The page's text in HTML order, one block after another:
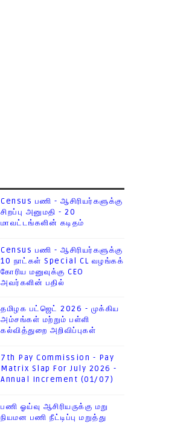
Census பணி - ஆசிரியர்களுக்கு
சிறப்பு அனுமதி - 20
மாவட்டங்களின் கடிதம்
Census பணி - ஆசிரியர்களுக்கு
10 நாட்கள் Special CL வழங்கக்
கோரிய மனுவுக்கு CEO
அவர்களின் பதில்
தமிழக பட்ஜெட் 2026 - முக்கிய
அம்சங்கள் மற்றும் பள்ளி
கல்வித்துறை அறிவிப்புகள்
7th Pay Commission - Pay
Matrix Slap For July 2026 -
Annual Increment (01/07)
பணி ஓய்வு ஆசிரியருக்கு மறு
நியமன பணி நீட்டிப்பு மறுத்து